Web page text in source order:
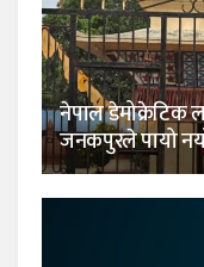
नेपाल डेमोक्रेटिक
जनकपुरले पायो